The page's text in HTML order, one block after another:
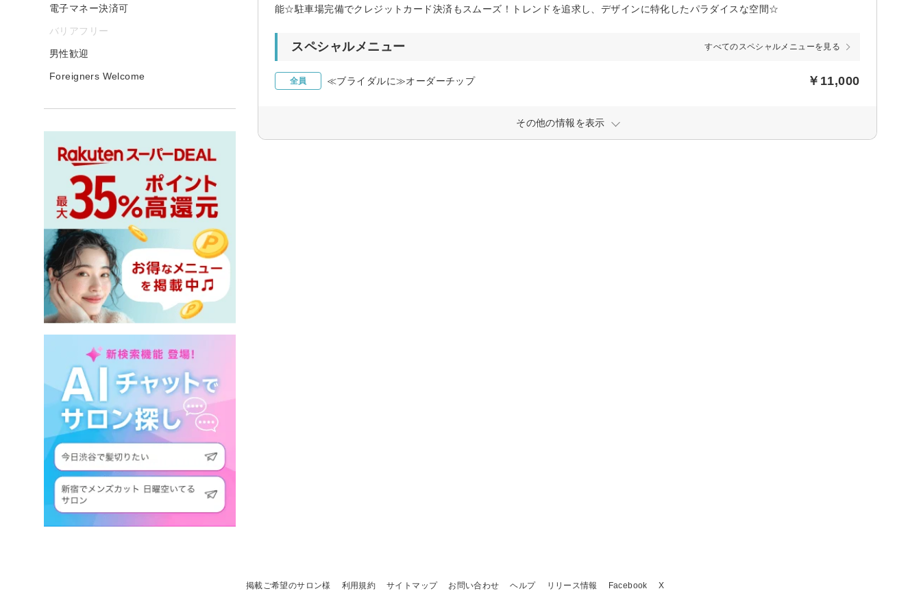
能☆駐車場完備でクレジットカード決済もスムーズ！トレンドを追求し、デザインに特化したパラダイスな空間☆
スペシャルメニュー すべてのスペシャルメニューを見る
全員 ≪ブライダルに≫オーダーチップ ￥11,000
その他の情報を表示
電子マネー決済可
バリアフリー
男性歓迎
Foreigners Welcome
掲載ご希望のサロン様 利用規約 サイトマップ お問い合わせ ヘルプ リリース情報 Facebook X